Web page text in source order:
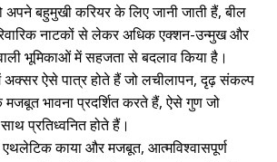
अपने बहुमुखी करियर के लिए जानी जाती हैं, बील
नाटकों से लेकर अधिक एक्शन-उन्मुख और
भूमिकाओं में सहजता से बदलाव किया है।
अक्सर ऐसे पात्र होते हैं जो लचीलापन, दृढ़ संकल्प
भावना प्रदर्शित करते हैं, ऐसे गुण जो
प्रतिध्वनित होते हैं।
काया और मजबूत, आत्मविश्वासपूर्ण